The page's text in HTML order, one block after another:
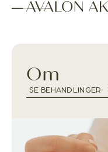
Om
SE BEHANDLINGER